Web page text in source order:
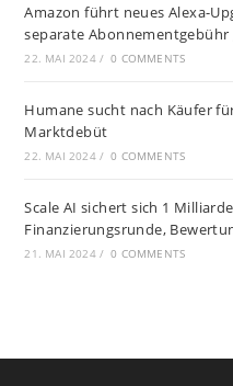
Amazon führt neues Alexa-
separate Abonnementgebühr
22. MAI 2024 / 0 COMMENTS
Humane sucht nach Käufer
Marktdebüt
22. MAI 2024 / 0 COMMENTS
Scale AI sichert sich 1
Finanzierungsrunde,
21. MAI 2024 / 0 COMMENTS